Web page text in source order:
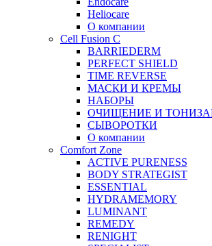
Heliocare
О компании
Cell Fusion C
BARRIEDERM
PERFECT SHIELD
TIME REVERSE
МАСКИ И КРЕМЫ
НАБОРЫ
ОЧИЩЕНИЕ И
СЫВОРОТКИ
О компании
Comfort Zone
ACTIVE PURENESS
BODY STRATEGIST
ESSENTIAL
HYDRAMEMORY
LUMINANT
REMEDY
RENIGHT